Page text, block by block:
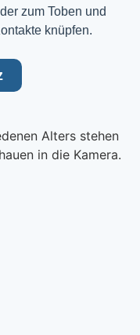
zum Toben und
knüpfen.